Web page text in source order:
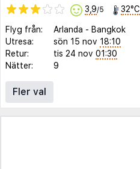
3,9/5 32°C
Flyg från: Arlanda - Bangkok
Utresa:
sön 15 nov 18:10
Retur:
tis 24 nov 01:30
Nätter:
9
Fler val